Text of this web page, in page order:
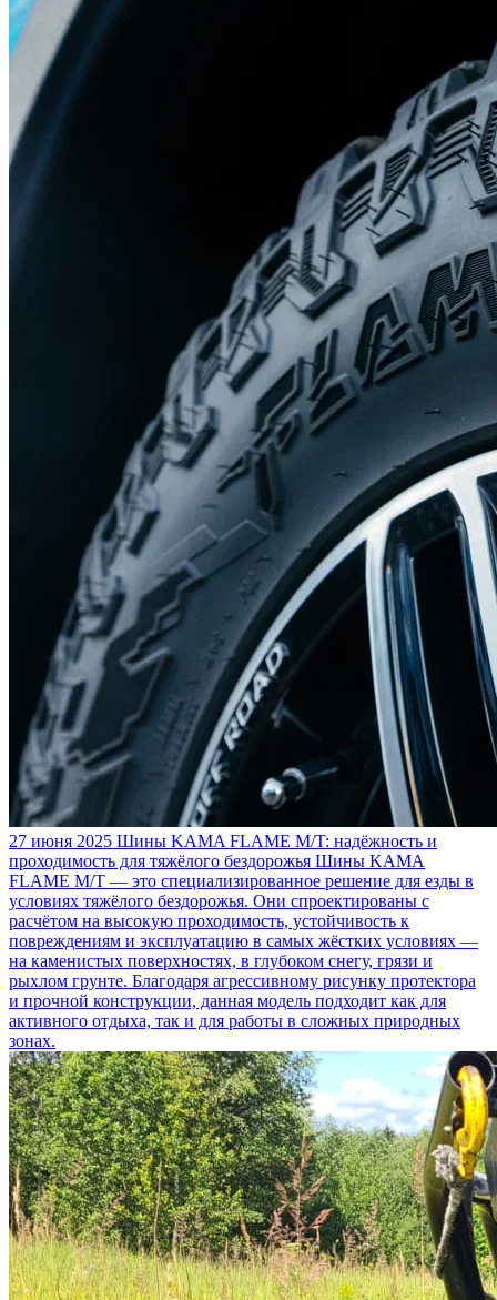
27 июня 2025 Шины KAMA FLAME M/T: надёжность и
проходимость для тяжёлого бездорожья Шины KAMA
FLAME M/T — это специализированное решение для езды в
условиях тяжёлого бездорожья. Они спроектированы с
расчётом на высокую проходимость, устойчивость к
повреждениям и эксплуатацию в самых жёстких условиях —
на каменистых поверхностях, в глубоком снегу, грязи и
рыхлом грунте. Благодаря агрессивному рисунку протектора
и прочной конструкции, данная модель подходит как для
активного отдыха, так и для работы в сложных природных
зонах.